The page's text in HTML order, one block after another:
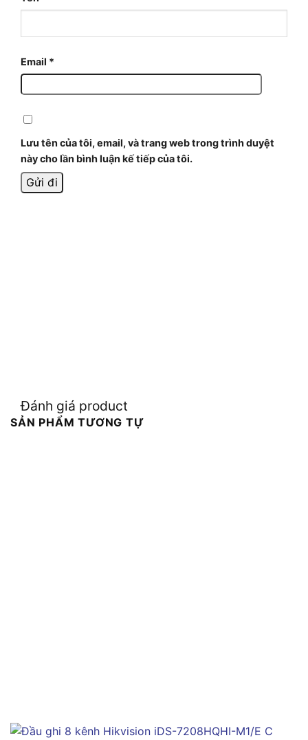
Email *
Lưu tên của tôi, email, và trang web trong trình duyệt
này cho lần bình luận kế tiếp của tôi.
Đánh giá product
SẢN PHẨM TƯƠNG TỰ